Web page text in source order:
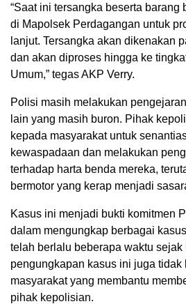
“Saat ini tersangka beserta barang
di Mapolsek Perdagangan untuk
lanjut. Tersangka akan dikenakan
dan akan diproses hingga ke
Umum,” tegas AKP Verry.
Polisi masih melakukan
lain yang masih buron. Pihak
kepada masyarakat untuk
kewaspadaan dan melakukan
terhadap harta benda mereka,
bermotor yang kerap menjadi
Kasus ini menjadi bukti komitmen
dalam mengungkap berbagai
telah berlalu beberapa waktu
pengungkapan kasus ini juga tidak
masyarakat yang membantu
pihak kepolisian.